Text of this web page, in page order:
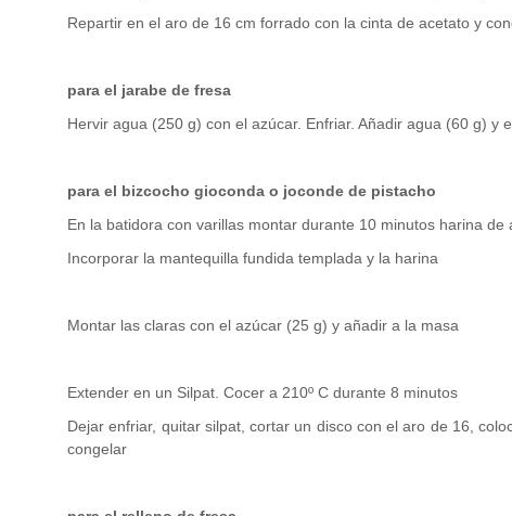
Repartir en el aro de 16 cm forrado con la cinta de acetato y
para el jarabe de fresa
Hervir agua (250 g) con el azúcar. Enfriar. Añadir agua (60 g) y
para el bizcocho gioconda o joconde de pistacho
En la batidora con varillas montar durante 10 minutos harina
Incorporar la mantequilla fundida templada y la harina
Montar las claras con el azúcar (25 g) y añadir a la masa
Extender en un Silpat. Cocer a 210º C durante 8 minutos
Dejar enfriar, quitar silpat, cortar un disco con el aro de 16,
congelar